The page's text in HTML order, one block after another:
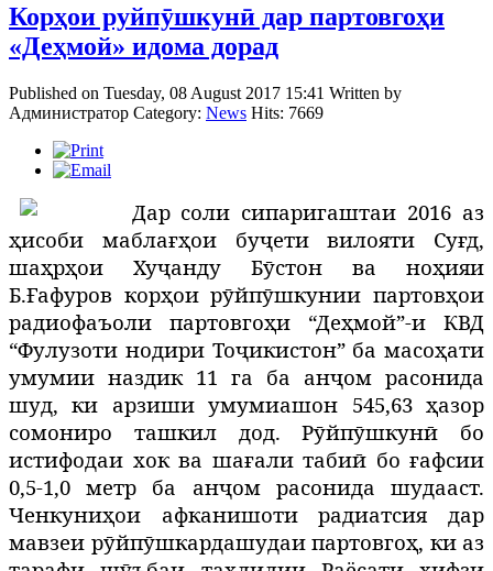
Корҳои руйпӯшкунӣ дар партовгоҳи
«Деҳмой» идома дорад
Published on Tuesday, 08 August 2017 15:41 Written by
Администратор Category: News Hits: 7669
Дар соли сипаригаштаи 2016 аз
ҳисоби маблағҳои буҷети вилояти Суғд,
шаҳрҳои Хуҷанду Бӯстон ва ноҳияи
Б.Ғафуров корҳои рӯйпӯшкунии партовҳои
радиофаъоли партовгоҳи “Деҳмой”-и КВД
“Фулузоти нодири Тоҷикистон” ба масоҳати
умумии наздик 11 га ба анҷом расонида
шуд, ки арзиши умумиашон 545,63 ҳазор
сомониро ташкил дод. Рӯйпӯшкунӣ бо
истифодаи хок ва шағали табиӣ бо ғафсии
0,5-1,0 метр ба анҷом расонида шудааст.
Ченкуниҳои афканишоти радиатсия дар
мавзеи рӯйпӯшкардашудаи партовгоҳ, ки аз